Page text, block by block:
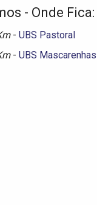
- Onde Fica:
- UBS Pastoral
- UBS